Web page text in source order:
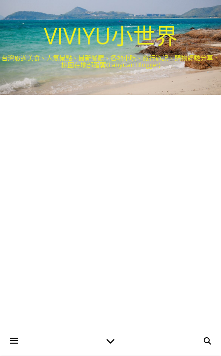
VIVIYU小世界
台灣旅遊美食、人氣景點、最新餐廳、各地小吃、旅行遊記、購物經驗分享．
桃園在地部落客(Taoyuan Blogger)